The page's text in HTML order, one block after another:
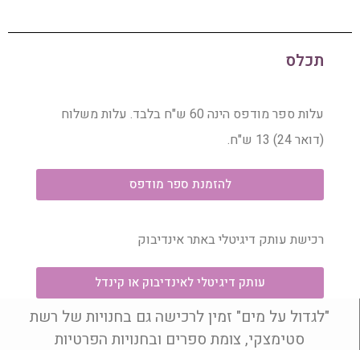
תכלס
עלות ספר מודפס הינה 60 ש"ח בלבד. עלות משלוח
(דואר 24) 13 ש"ח.
להזמנת ספר מודפס
רכישת עותק דיגיטלי באתר אינדיבוק
עותק דיגיטלי לאינדיבוק או קינדל
"לגדול על מים" זמין לרכישה גם בחנויות של רשת
סטימצקי, צומת ספרים ובחנויות הפרטיות